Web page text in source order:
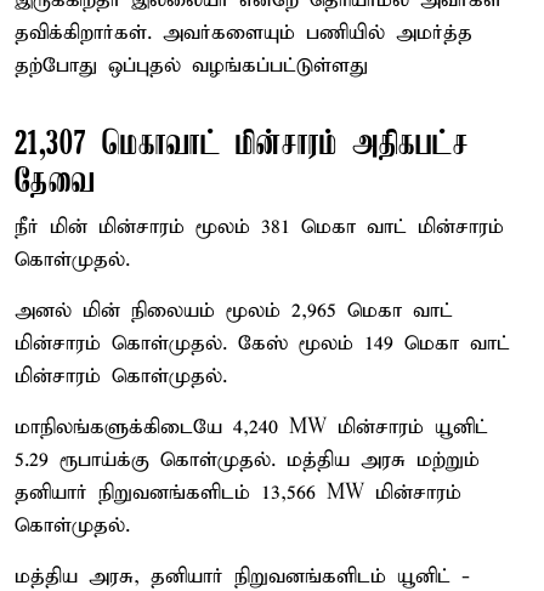
தவிக்கிறார்கள். அவர்களையும் பணியில் அமர்த்த
தற்போது ஒப்புதல் வழங்கப்பட்டுள்ளது
21,307 மெகாவாட் மின்சாரம் அதிகபட்ச
தேவை
நீர் மின் மின்சாரம் மூலம் 381 மெகா வாட் மின்சாரம்
கொள்முதல்.
அனல் மின் நிலையம் மூலம் 2,965 மெகா வாட்
மின்சாரம் கொள்முதல். கேஸ் மூலம் 149 மெகா வாட்
மின்சாரம் கொள்முதல்.
மாநிலங்களுக்கிடையே 4,240 MW மின்சாரம் யூனிட்
5.29 ரூபாய்க்கு கொள்முதல். மத்திய அரசு மற்றும்
தனியார் நிறுவனங்களிடம் 13,566 MW மின்சாரம்
கொள்முதல்.
மத்திய அரசு, தனியார் நிறுவனங்களிடம் யூனிட் -